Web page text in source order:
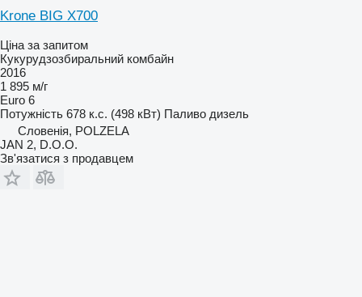
Krone BIG X700
Ціна за запитом
Кукурудзозбиральний комбайн
2016
1 895 м/г
Euro 6
Потужність 678 к.с. (498 кВт) Паливо дизель
Словенія, POLZELA
JAN 2, D.O.O.
Зв'язатися з продавцем